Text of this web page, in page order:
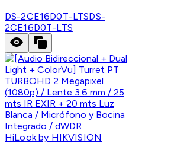
DS-2CE16D0T-LTSDS-
2CE16D0T-LTS
HiLook by HIKVISION